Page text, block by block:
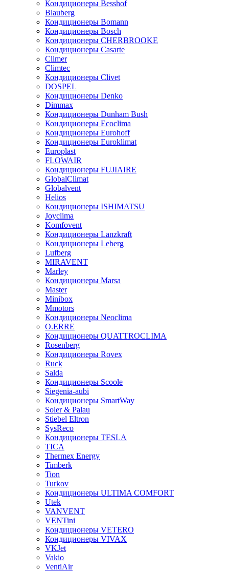
Кондиционеры Besshof
Blauberg
Кондиционеры Bomann
Кондиционеры Bosch
Кондиционеры CHERBROOKE
Кондиционеры Casarte
Climer
Climtec
Кондиционеры Clivet
DOSPEL
Кондиционеры Denko
Dimmax
Кондиционеры Dunham Bush
Кондиционеры Ecoclima
Кондиционеры Eurohoff
Кондиционеры Euroklimat
Europlast
FLOWAIR
Кондиционеры FUJIAIRE
GlobalClimat
Globalvent
Helios
Кондиционеры ISHIMATSU
Joyclima
Komfovent
Кондиционеры Lanzkraft
Кондиционеры Leberg
Lufberg
MIRAVENT
Marley
Кондиционеры Marsa
Master
Minibox
Mmotors
Кондиционеры Neoclima
O.ERRE
Кондиционеры QUATTROCLIMA
Rosenberg
Кондиционеры Rovex
Ruck
Salda
Кондиционеры Scoole
Siegenia-aubi
Кондиционеры SmartWay
Soler & Palau
Stiebel Eltron
SysReco
Кондиционеры TESLA
TICA
Thermex Energy
Timberk
Tion
Turkov
Кондиционеры ULTIMA COMFORT
Utek
VANVENT
VENTini
Кондиционеры VETERO
Кондиционеры VIVAX
VKJet
Vakio
VentiAir